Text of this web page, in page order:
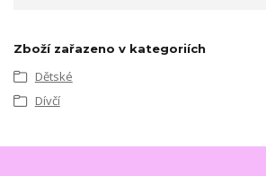
Zboží zařazeno v kategoriích
Dětské
Dívčí